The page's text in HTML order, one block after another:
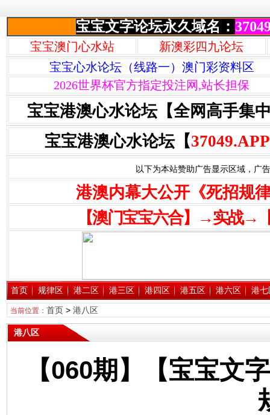
宝宝文字论坛永久域名：
宝宝澳门心水站
新澳彩四九论坛
宝宝心水论坛（线路一）澳门彩资料区
2026世界杯官方指定投注网,站长担保
宝宝港澳心水论坛【全网高手集
宝宝港澳心水论坛【37049.APP
以下为本站赞助广告显示区域，广
港澳内幕大公开《死招规
【澳门宝宝六合】→实战→
首页 规律区 港二区 港三区 港四区 港五区 港六区 港七
当前位置： 首页> 港八区
港八区
【060期】【宝宝文